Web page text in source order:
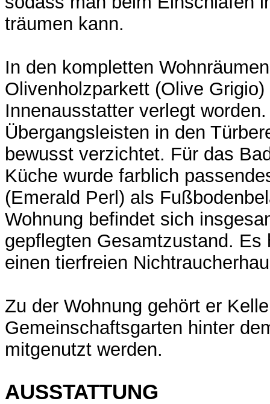
träumen kann.
In den kompletten
Olivenholzparkett (Olive Grigio)
Innenausstatter verlegt
Übergangsleisten in den
bewusst verzichtet. Für das
Küche wurde farblich
(Emerald Perl) als
Wohnung befindet sich
gepflegten Gesamtzustand. Es
einen tierfreien
Zu der Wohnung gehört er
Gemeinschaftsgarten hinter
mitgenutzt werden.
AUSSTATTUNG